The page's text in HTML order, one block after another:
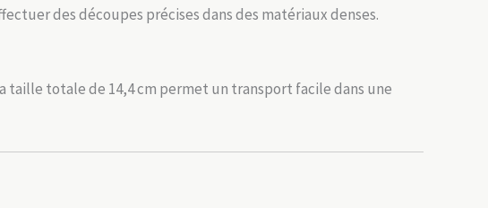
des découpes précises dans des matériaux denses.
totale de 14,4 cm permet un transport facile dans une